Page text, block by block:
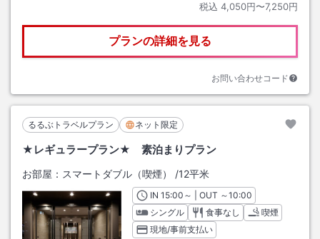
税込 4,050円〜7,250円
プランの詳細を見る
お問い合わせコード
るるぶトラベルプラン ネット限定
★レギュラープラン★ 素泊まりプラン
お部屋： スマートダブル（喫煙） /12平米
INチェックイン
15:00 ～ | OUT チェックアウト
～10:00
シングル
食事なし
喫煙
現地/事前支払い